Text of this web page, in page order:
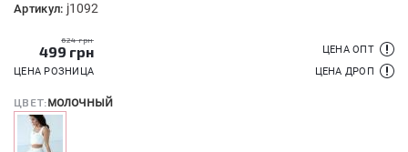
Артикул: j1092
624 грн
499 грн
ЦЕНА РОЗНИЦА
ЦЕНА ОПТ
ЦЕНА ДРОП
ЦВЕТ:молочный